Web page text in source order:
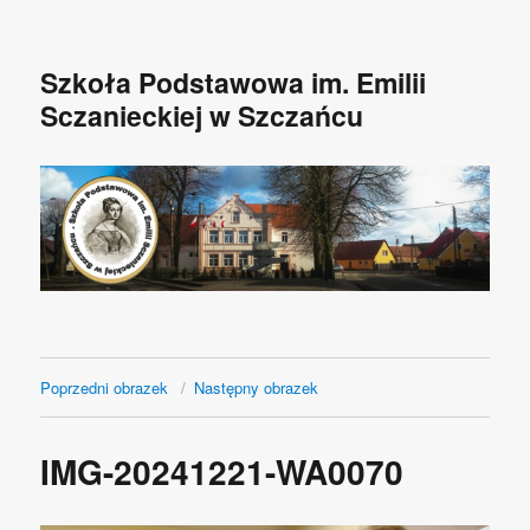
Szkoła Podstawowa im. Emilii
Sczanieckiej w Szczańcu
Poprzedni obrazek Następny obrazek
IMG-20241221-WA0070